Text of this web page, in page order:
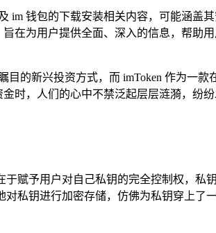
im 钱包的下载安装相关内容，可能涵盖
在为用户提供全面、深入的信息，帮助
的新兴投资方式，而 imToken 作为一款
时，人们的心中不禁泛起层层涟漪，纷纷
赋予用户对自己私钥的完全控制权，私
私钥进行加密存储，仿佛为私钥穿上了